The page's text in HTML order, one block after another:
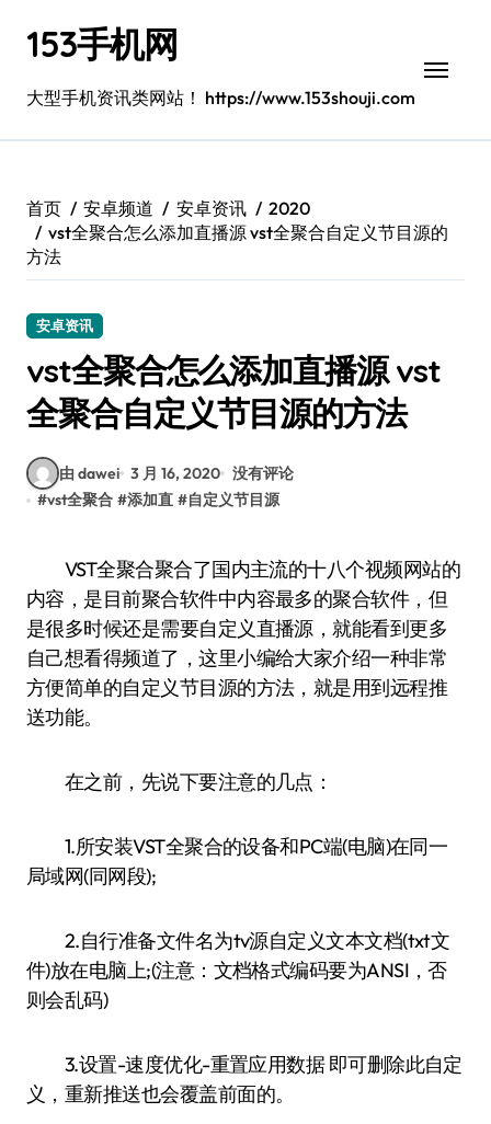
153手机网
大型手机资讯类网站！ https://www.153shouji.com
首页 安卓频道 安卓资讯
2020
vst全聚合怎么添加直播源 vst全聚合自定义节目源的
方法
安卓资讯
vst全聚合怎么添加直播源 vst
全聚合自定义节目源的方法
由 dawei 3 月 16, 2020 没有评论
#vst全聚合 #添加直 #自定义节目源
VST全聚合聚合了国内主流的十八个视频网站的
内容，是目前聚合软件中内容最多的聚合软件，但
是很多时候还是需要自定义直播源，就能看到更多
自己想看得频道了，这里小编给大家介绍一种非常
方便简单的自定义节目源的方法，就是用到远程推
送功能。
在之前，先说下要注意的几点：
1.所安装VST全聚合的设备和PC端(电脑)在同一
局域网(同网段);
2.自行准备文件名为tv源自定义文本文档(txt文
件)放在电脑上;(注意：文档格式编码要为ANSI，否
则会乱码)
3.设置-速度优化-重置应用数据 即可删除此自定
义，重新推送也会覆盖前面的。